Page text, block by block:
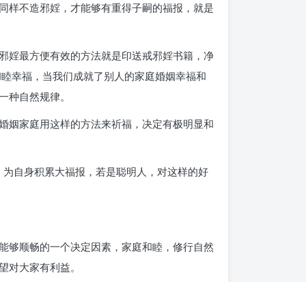
样不造邪婬，才能够有重得子嗣的福报，就是
婬最方便有效的方法就是印送戒邪婬书籍，净
幸福，当我们成就了别人的家庭婚姻幸福和
自然规律。
姻家庭用这样的方法来祈福，决定有极明显和
自身积累大福报，若是聪明人，对这样的好
够顺畅的一个决定因素，家庭和睦，修行自然
大家有利益。